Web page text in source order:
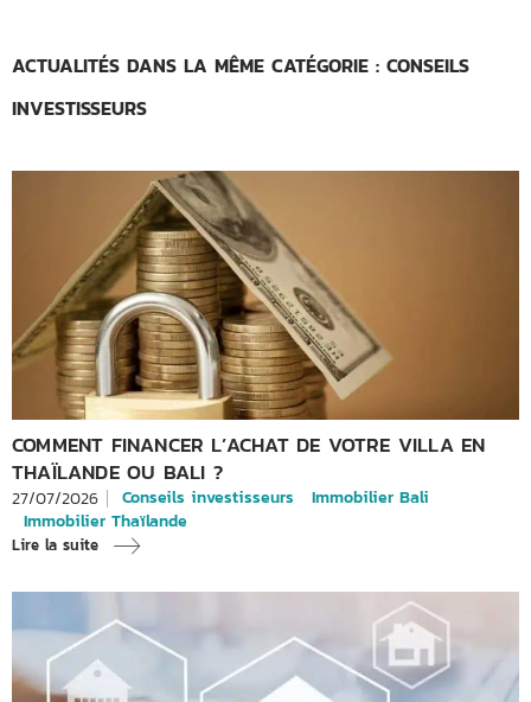
ACTUALITÉS DANS LA MÊME CATÉGORIE : CONSEILS
INVESTISSEURS
COMMENT FINANCER L’ACHAT DE VOTRE VILLA EN
THAÏLANDE OU BALI ?
27/07/2026 Conseils investisseurs
Immobilier Bali
Immobilier Thaïlande
Lire la suite